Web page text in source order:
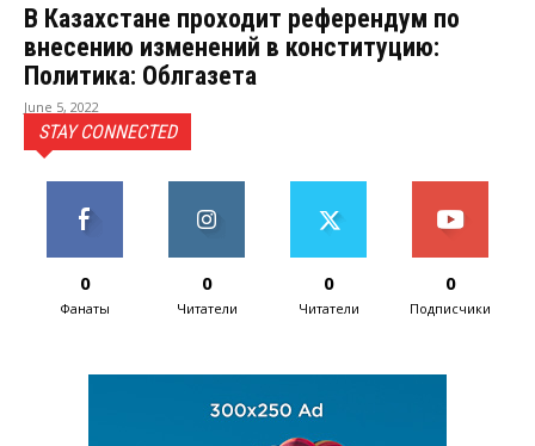
В Казахстане проходит референдум по
внесению изменений в конституцию:
Политика: Облгазета
June 5, 2022
STAY CONNECTED
0
Фанаты
0
Читатели
0
Читатели
0
Подписчики